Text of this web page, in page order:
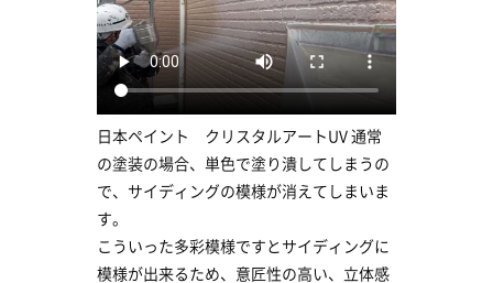
日本ペイント クリスタルアートUV 通常
の塗装の場合、単色で塗り潰してしまうの
で、サイディングの模様が消えてしまいま
す。
こういった多彩模様ですとサイディングに
模様が出来るため、意匠性の高い、立体感